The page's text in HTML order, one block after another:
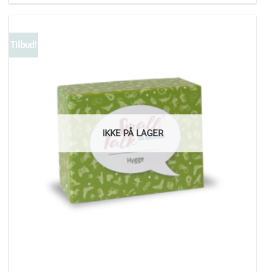
Tilbud!
IKKE PÅ LAGER